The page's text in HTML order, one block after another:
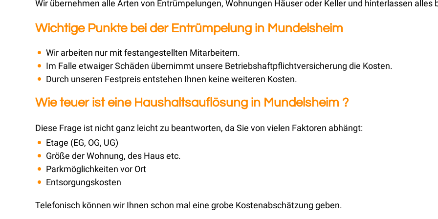
Wir übernehmen alle Arten von Entrümpelungen, Wohnungen Häuser oder Keller und hinterlassen alles
Wichtige Punkte bei der Entrümpelung in Mundelsheim
Wir arbeiten nur mit festangestellten Mitarbeitern.
Im Falle etwaiger Schäden übernimmt unsere Betriebshaftpflichtversicherung die Kosten.
Durch unseren Festpreis entstehen Ihnen keine weiteren Kosten.
Wie teuer ist eine Haushaltsauflösung in Mundelsheim ?
Diese Frage ist nicht ganz leicht zu beantworten, da Sie von vielen Faktoren abhängt:
Etage (EG, OG, UG)
Größe der Wohnung, des Haus etc.
Parkmöglichkeiten vor Ort
Entsorgungskosten
Telefonisch können wir Ihnen schon mal eine grobe Kostenabschätzung geben.